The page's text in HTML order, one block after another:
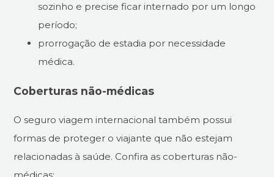
sozinho e precise ficar internado por um longo
período;
prorrogação de estadia por necessidade
médica.
Coberturas não-médicas
O seguro viagem internacional também possui
formas de proteger o viajante que não estejam
relacionadas à saúde. Confira as coberturas não-